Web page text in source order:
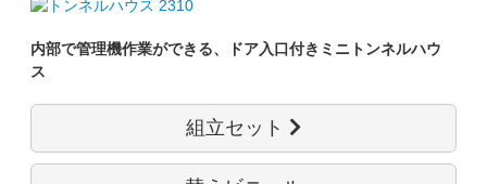
内部で管理機作業ができる、ドア入口付きミニトンネルハウ
ス
組立セット